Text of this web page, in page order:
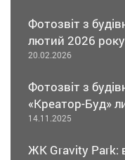
Фотозвіт з
лютий 2026 року
20.02.2026
Фотозвіт з
«Креатор-Буд»
14.11.2025
ЖК Gravity Park: